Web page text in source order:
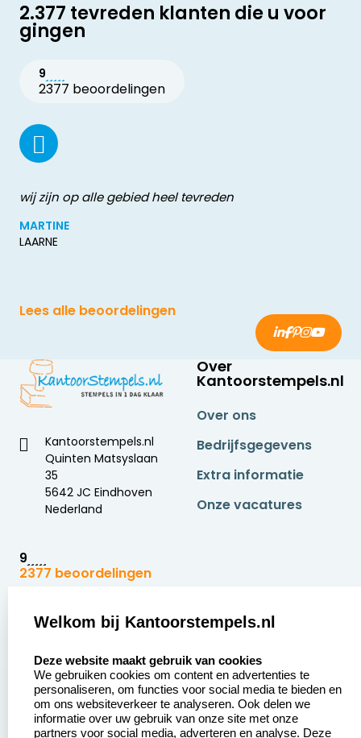
2.377 tevreden klanten die u voor
gingen
9
2377 beoordelingen
wij zijn op alle gebied heel tevreden
MARTINE
LAARNE
Lees alle beoordelingen
Kantoorstempels.nl
Quinten Matsyslaan
35
5642 JC Eindhoven
Nederland
9
2377 beoordelingen
Over
Kantoorstempels.nl
Over ons
Bedrijfsgegevens
Extra informatie
Onze vacatures
Zakelijk:
Aanvraag op maat
Betaling &
Verzending
Wederverkoper
Klantenservice:
Contact opnemen
Veel gestelde vragen
Retourneren
Welkom bij Kantoorstempels.nl
Deze website maakt gebruik van cookies
We gebruiken cookies om content en advertenties te
personaliseren, om functies voor social media te bieden en
om ons websiteverkeer te analyseren. Ook delen we
informatie over uw gebruik van onze site met onze
partners voor social media, adverteren en analyse. Deze